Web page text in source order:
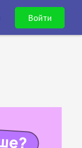
Войти